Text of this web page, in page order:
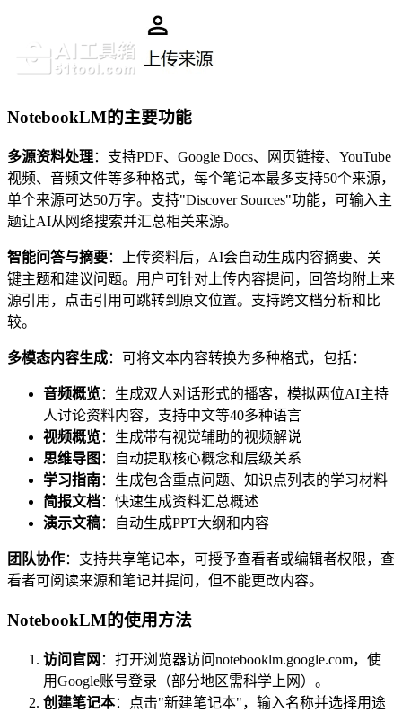
NotebookLM的主要功能
多源资料处理：支持PDF、Google Docs、网页链接、YouTube
视频、音频文件等多种格式，每个笔记本最多支持50个来源，
单个来源可达50万字。支持"Discover Sources"功能，可输入主
题让AI从网络搜索并汇总相关来源。
智能问答与摘要：上传资料后，AI会自动生成内容摘要、关
键主题和建议问题。用户可针对上传内容提问，回答均附上来
源引用，点击引用可跳转到原文位置。支持跨文档分析和比
较。
多模态内容生成：可将文本内容转换为多种格式，包括：
音频概览：生成双人对话形式的播客，模拟两位AI主持
人讨论资料内容，支持中文等40多种语言
视频概览：生成带有视觉辅助的视频解说
思维导图 ：自动提取核心概念和层级关系
学习指南：生成包含重点问题、知识点列表的学习材料
简报文档：快速生成资料汇总概述
演示文稿：自动生成PPT大纲和内容
团队协作：支持共享笔记本，可授予查看者或编辑者权限，查
看者可阅读来源和笔记并提问，但不能更改内容。
NotebookLM的使用方法
访问官网 ：打开浏览器访问notebooklm.google.com，使
用Google账号登录（部分地区需科学上网）。
创建笔记本：点击"新建笔记本"，输入名称并选择用途